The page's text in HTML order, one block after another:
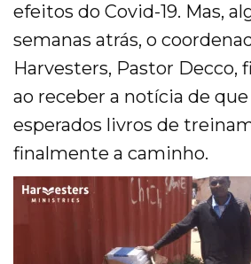
Contact Us
Donate
efeitos do Covid-19. Mas,
semanas atrás, o
Harvesters, Pastor Decco,
ao receber a notícia de
esperados livros de
finalmente a caminho.